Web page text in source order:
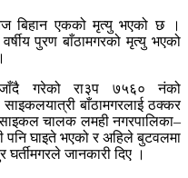
बिहान एकको मृत्यु भएको छ ।
पुरण बाँठामगरको मृत्यु भएको
जाँदै गरेको रा३प ७५६० नंको
बाँठामगरलाई ठक्कर
चालक लमही नगरपालिका–
पनि घाइते भएको र अहिले बुटवलमा
घर्तीमगरले जानकारी दिए ।